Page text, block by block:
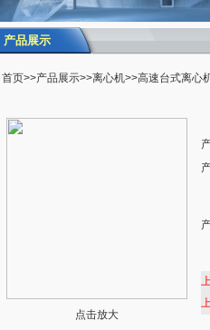
产品展示
首页>>产品展示>>离心机>>高速台式离心
点击放大